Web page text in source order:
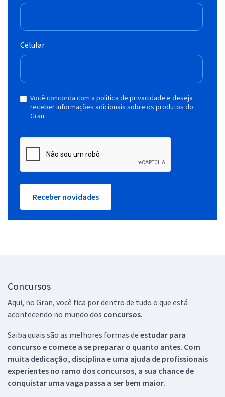
Celular
Você concorda com a política de privacidade e deseja
receber informações adicionais sobre os produtos do
Gran.
Receber novidades
Concursos
Aqui, no Gran, você fica por dentro de tudo o que está
acontecendo no mundo dos concursos.
Saiba quais são as melhores formas de estudar para
concurso e comece a se preparar o quanto antes. Com
muita dedicação, disciplina e uma ajuda de profissionais
experientes no ramo dos concursos, a sua chance de
conquistar uma vaga passa a ser bem maior.